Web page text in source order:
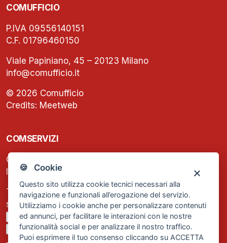
🍪 Cookie
Questo sito utilizza cookie tecnici necessari alla
navigazione e funzionali all’erogazione del servizio.
Utilizziamo i cookie anche per personalizzare contenuti
ed annunci, per facilitare le interazioni con le nostre
funzionalità social e per analizzare il nostro traffico.
Puoi esprimere il tuo consenso cliccando su ACCETTA
COMUFFICIO
P.IVA 09556140151
C.F. 01796460150
Viale Papiniano, 45 – 20123 Milano
info@comufficio.it
© 2026 Comufficio
Credits: Meetweb
COMSERVIZI
C.F. e P.IVA: 13474420158
Iscrizione REA Milano n. 1656740
Tel. +39 02 2838 1307
segreteria@comservizi.eu
Privacy Policy
Cookie Policy